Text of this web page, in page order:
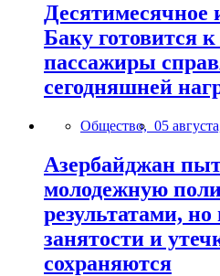
Десятимесячное
Баку готовится
пассажиры
сегодняшней
Общество, 05
Азербайджан
молодежную
результатами,
занятости и
сохраняются